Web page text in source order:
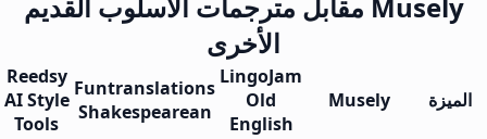
الأخرى
الميزة Musely
LingoJam
Old
English
Funtranslations
Shakespearean
Reedsy
AI Style
Tools